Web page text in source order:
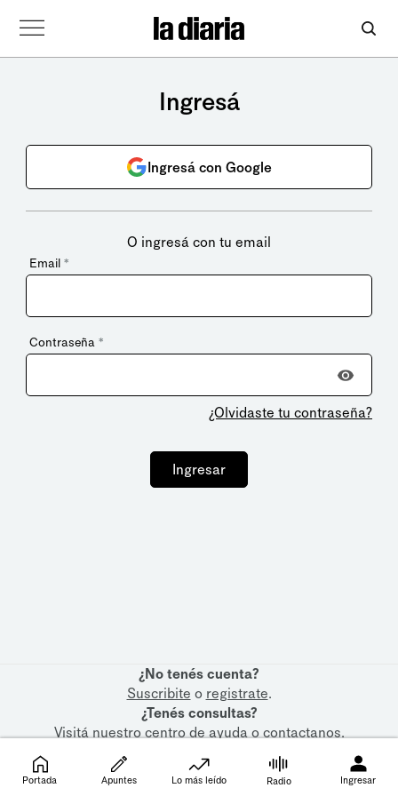
Ingresá
Ingresá con Google
O ingresá con tu email
Email *
Contraseña *
¿Olvidaste tu contraseña?
Ingresar
¿No tenés cuenta?
Suscribite o registrate.
¿Tenés consultas?
Visitá nuestrocentro de ayudaocontactanos.
Portada Apuntes Lo más leído Radio Ingresar